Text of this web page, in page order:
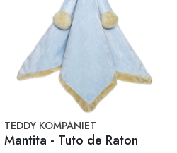
TEDDY KOMPANIET
Mantita - Tuto de Raton